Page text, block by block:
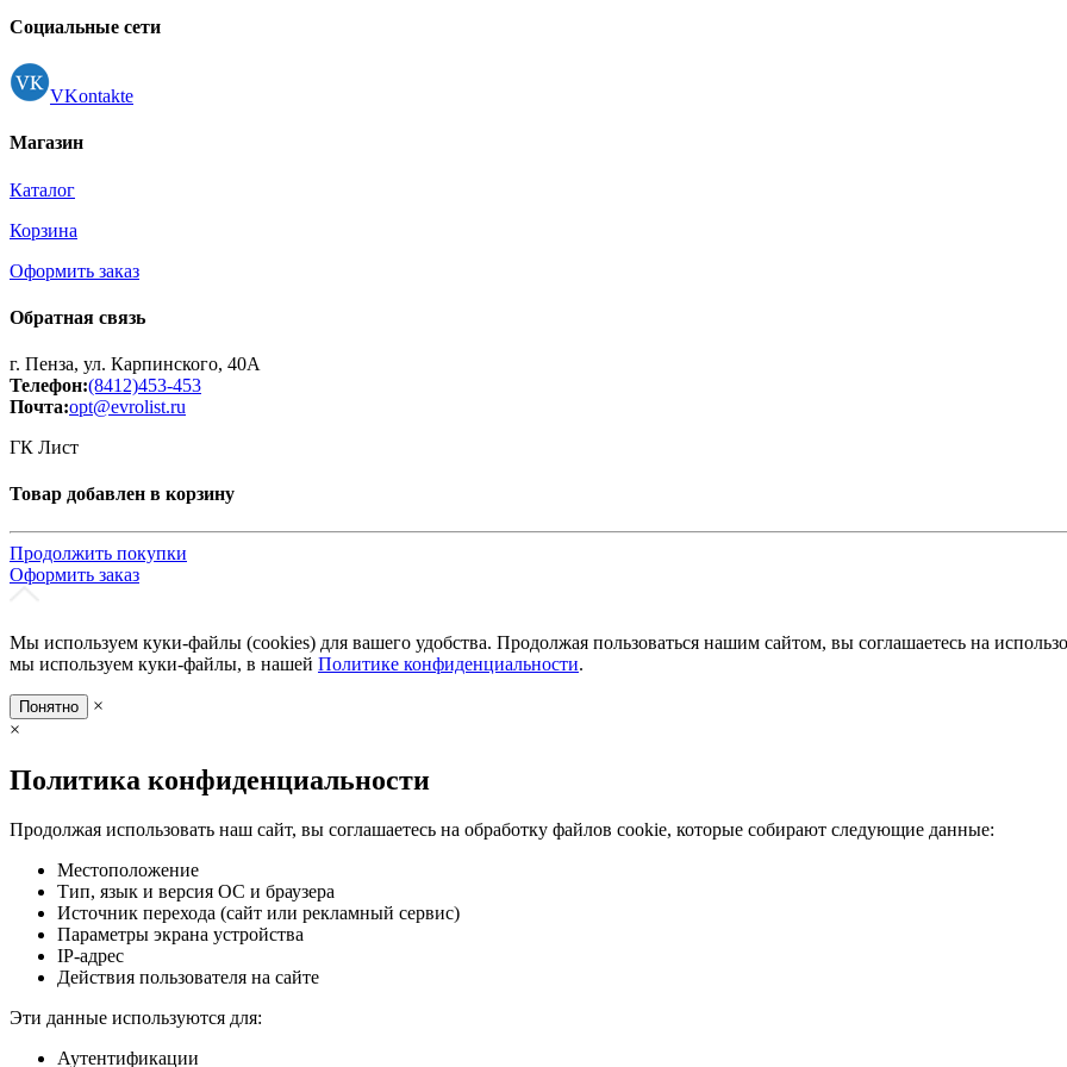
Социальные сети
VKontakte
Магазин
Каталог
Корзина
Оформить заказ
Обратная связь
г. Пенза, ул. Карпинского, 40А
Телефон:(8412)453-453
Почта:opt@evrolist.ru
ГК Лист
Товар добавлен в корзину
Продолжить покупки
Оформить заказ
Мы используем куки-файлы (cookies) для вашего удобства. Продолжая пользоваться нашим сайтом, вы соглашаетесь на
мы используем куки-файлы, в нашей Политике конфиденциальности.
Понятно
×
×
Политика конфиденциальности
Продолжая использовать наш сайт, вы соглашаетесь на обработку файлов cookie, которые собирают следующие данные:
Местоположение
Тип, язык и версия ОС и браузера
Источник перехода (сайт или рекламный сервис)
Параметры экрана устройства
IP-адрес
Действия пользователя на сайте
Эти данные используются для:
Аутентификации